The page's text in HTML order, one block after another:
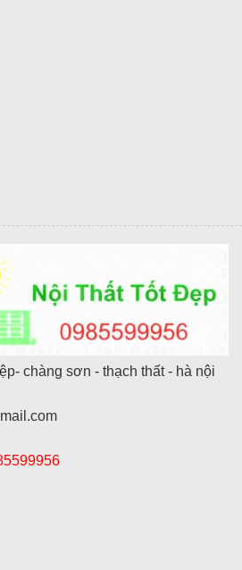
chàng sơn - thạch thất - hà nội